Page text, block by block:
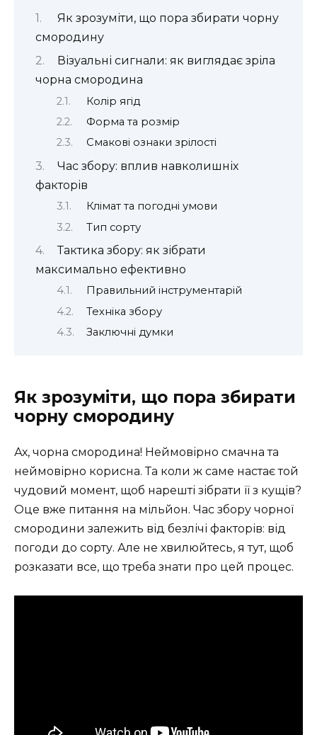
Як зрозуміти, що пора збирати чорну
смородину
Візуальні сигнали: як виглядає зріла
чорна смородина
Колір ягід
Форма та розмір
Смакові ознаки зрілості
Час збору: вплив навколишніх
факторів
Клімат та погодні умови
Тип сорту
Тактика збору: як зібрати
максимально ефективно
Правильний інструментарій
Техніка збору
Заключні думки
Як зрозуміти, що пора збирати
чорну смородину
Ах, чорна смородина! Неймовірно смачна та
неймовірно корисна. Та коли ж саме настає той
чудовий момент, щоб нарешті зібрати її з кущів?
Оце вже питання на мільйон. Час збору чорної
смородини залежить від безлічі факторів: від
погоди до сорту. Але не хвилюйтесь, я тут, щоб
розказати все, що треба знати про цей процес.